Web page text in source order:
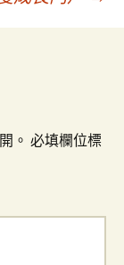
。 必填欄位標